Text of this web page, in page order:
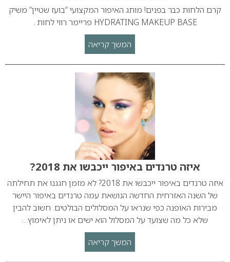
קרם הלחות כבר בפנים! מותג האיפור המקצועי “בועז שטיין” משיק
HYDRATING MAKEUP BASE פריימר רווי לחות .
המשך קריאה
איזה טרנדים באיפור ייכבשו את 2018?
איזה טרנדים באיפור ייכבשו את 2018? לא מזמן חגגנו את תחילתה
של השנה האזרחית החדשה הנושאת עמה טרנדים באיפור היישר
מבירות האופנה כפי שנראו על המסלולים הבולטים. חשוב להבין
שלא כל מה שצועד על המסלול הוא ישים או ניתן לאימוץ…
המשך קריאה